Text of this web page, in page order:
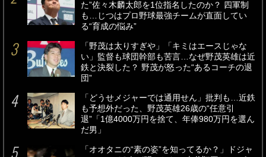
た”佐々木麟太郎を1位指名したのか？ 四軍制
も…じつはプロ野球最強チームが直面してい
る“育成の悩み”
「野茂は太りすぎや」「キミはエースじゃな
い」監督も球団幹部も苦言…なぜ野茂英雄は近
鉄と決裂した？ 野茂が怒った“あるコーチの退
団”
「どうせメジャーでは通用せん」批判も…近鉄
も予想外だった、野茂英雄26歳の“任意引
退”「1億4000万円を捨て、年俸980万円を選ん
だ男」
「オオタニの“素の姿”を知ってるか？」ドジャ